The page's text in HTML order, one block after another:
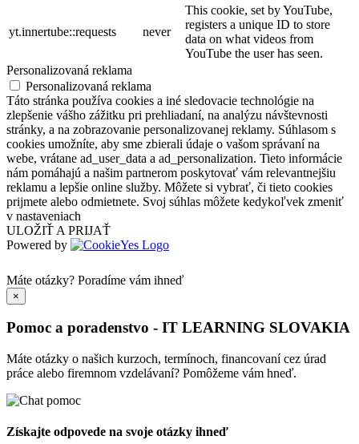
yt.innertube::requests never
This cookie, set by YouTube,
registers a unique ID to store
data on what videos from
YouTube the user has seen.
Personalizovaná reklama
Personalizovaná reklama
Táto stránka používa cookies a iné sledovacie technológie na
zlepšenie vášho zážitku pri prehliadaní, na analýzu návštevnosti
stránky, a na zobrazovanie personalizovanej reklamy. Súhlasom s
cookies umožníte, aby sme zbierali údaje o vašom správaní na
webe, vrátane ad_user_data a ad_personalization. Tieto informácie
nám pomáhajú a našim partnerom poskytovať vám relevantnejšiu
reklamu a lepšie online služby. Môžete si vybrať, či tieto cookies
prijmete alebo odmietnete. Svoj súhlas môžete kedykoľvek zmeniť
v nastaveniach
ULOŽIŤ A PRIJAŤ
Powered by
Máte otázky? Poradíme vám ihneď
×
Pomoc a poradenstvo - IT LEARNING SLOVAKIA
Máte otázky o našich kurzoch, termínoch, financovaní cez úrad
práce alebo firemnom vzdelávaní? Pomôžeme vám hneď.
Získajte odpovede na svoje otázky ihneď